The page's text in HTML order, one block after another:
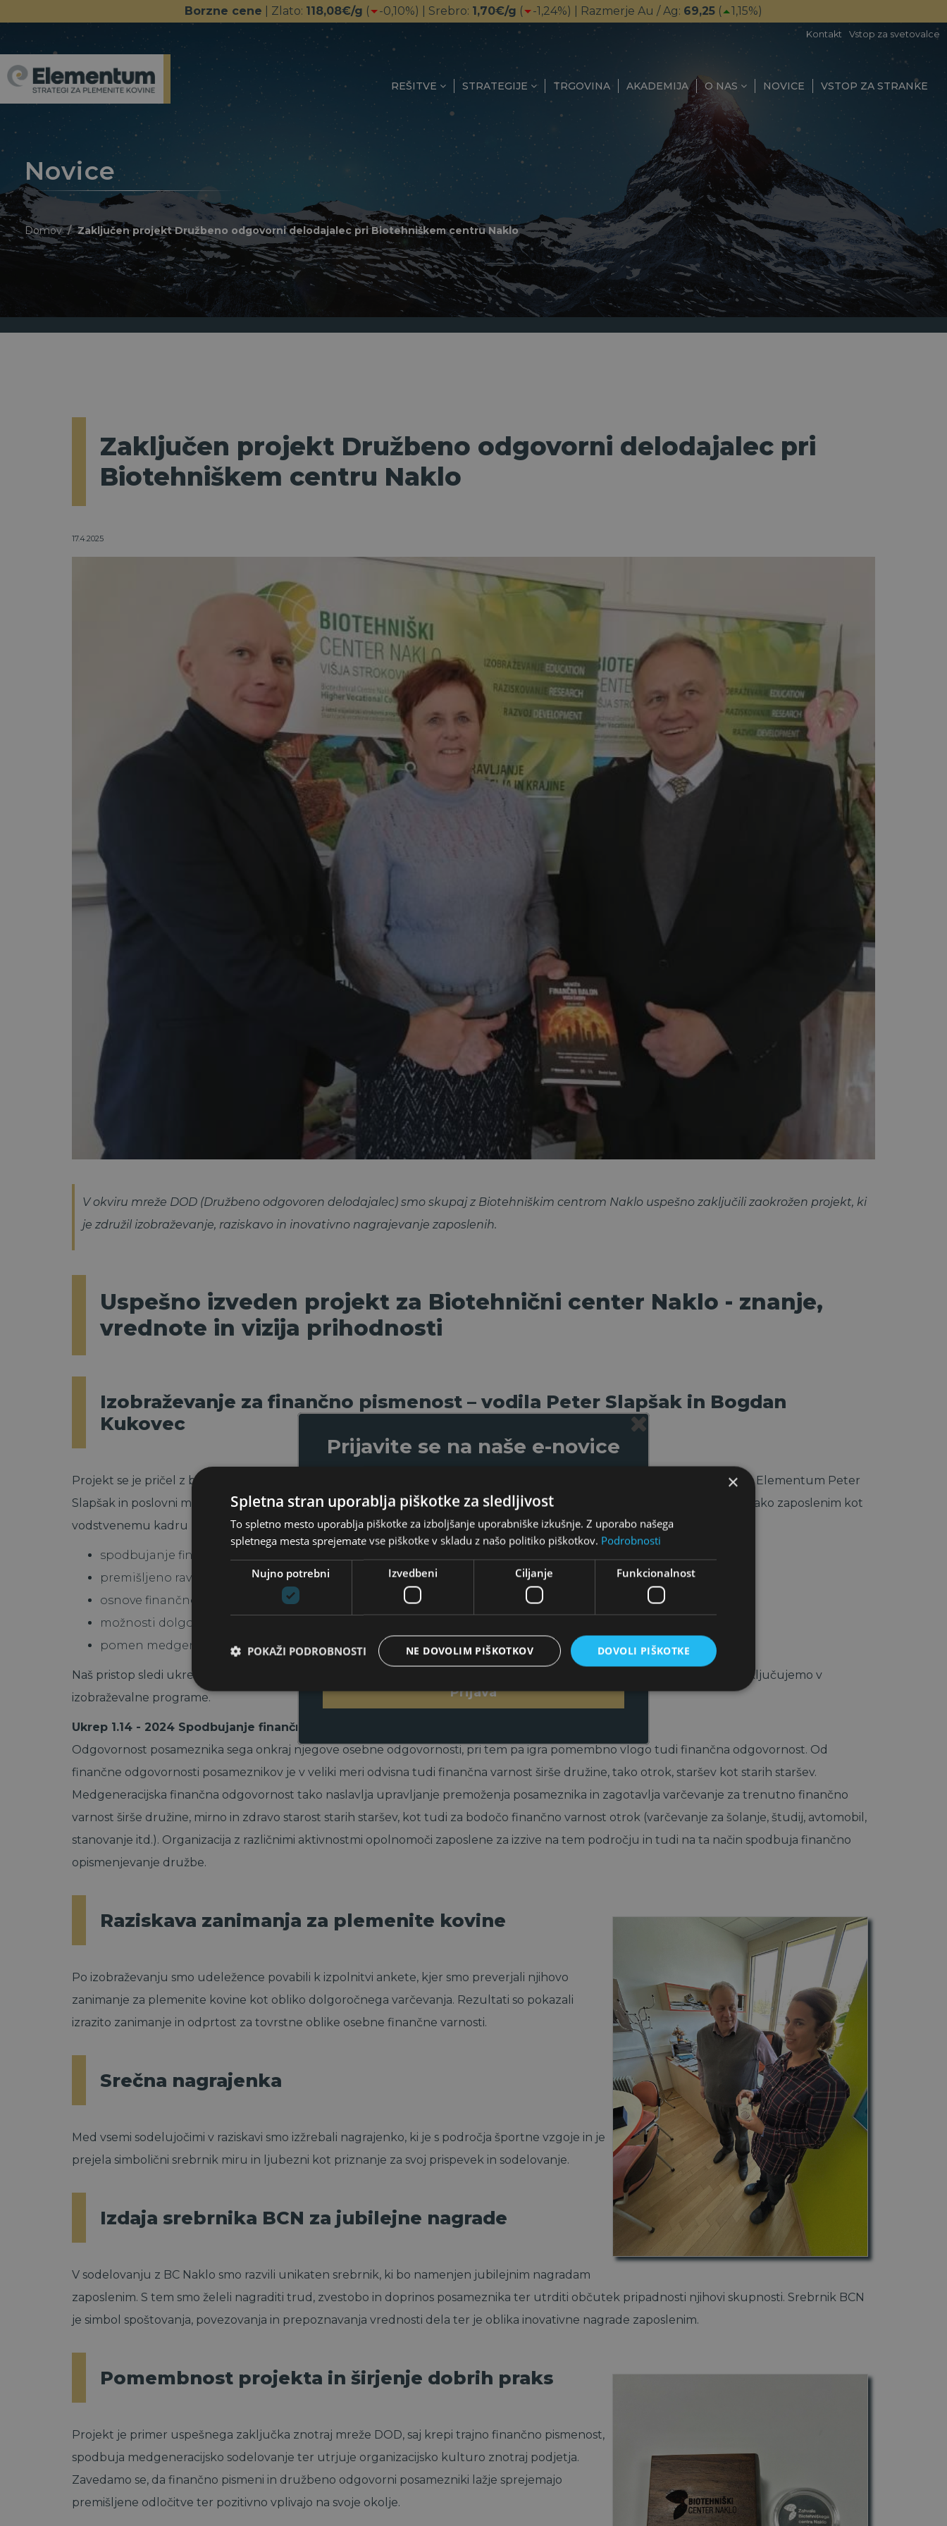
Borzne cene | Zlato: 118,08€/g ( -0,10%) | Srebro: 1,70€/g ( -1,24%) | Razmerje Au / Ag: 69,25 ( 1,15%)
Vstop za svetovalce
Kontakt
REŠITVE STRATEGIJE TRGOVINA AKADEMIJA O NAS NOVICE VSTOP ZA STRANKE
Novice
Domov Zaključen projekt Družbeno odgovorni delodajalec pri Biotehniškem centru Naklo
Zaključen projekt Družbeno odgovorni delodajalec pri
Biotehniškem centru Naklo
17.4.2025
V okviru mreže DOD (Družbeno odgovoren delodajalec) smo skupaj z Biotehniškim centrom Naklo uspešno zaključili zaokrožen projekt, ki
je združil izobraževanje, raziskavo in inovativno nagrajevanje zaposlenih.
Uspešno izveden projekt za Biotehnični center Naklo - znanje,
vrednote in vizija prihodnosti
Izobraževanje za finančno pismenost – vodila Peter Slapšak in Bogdan
Kukovec
Projekt se je pričel z brezplačnim
, ki sta ga izvedla direktor Elementum Peter
Slapšak in poslovni manager Bogdan Kukovec. Seminar je potekal 20. marca 2025 na lokaciji BC Naklo in je bil namenjen tako zaposlenim kot
vodstvenemu kadru (90–120 udeležencev). Osrednje teme so bile:
spodbujanje finančne odgovornosti,
premišljeno ravnanje z denarjem,
osnove finančnega načrtovanja,
možnosti dolgoročnega varčevanja in investiranja ter
pomen medgeneracijskega sodelovanja za večjo finančno varnost družin.
Naš pristop sledi ukrepu iz kataloga Ekvilib inštituta, ki ga kot nosilci certifikata Družbeno odgovorni delodajalec redno vključujemo v
izobraževalne programe.
Ukrep 1.14 - 2024 Spodbujanje finančne odgovornosti
Odgovornost posameznika sega onkraj njegove osebne odgovornosti, pri tem pa igra pomembno vlogo tudi finančna odgovornost. Od
finančne odgovornosti posameznikov je v veliki meri odvisna tudi finančna varnost širše družine, tako otrok, staršev kot starih staršev.
Medgeneracijska finančna odgovornost tako naslavlja upravljanje premoženja posameznika in zagotavlja varčevanje za trenutno finančno
varnost širše družine, mirno in zdravo starost starih staršev, kot tudi za bodočo finančno varnost otrok (varčevanje za šolanje, študij, avtomobil,
stanovanje itd.). Organizacija z različnimi aktivnostmi opolnomoči zaposlene za izzive na tem področju in tudi na ta način spodbuja finančno
opismenjevanje družbe.
Raziskava zanimanja za plemenite kovine
Po izobraževanju smo udeležence povabili k izpolnitvi ankete, kjer smo preverjali njihovo
zanimanje za plemenite kovine kot obliko dolgoročnega varčevanja. Rezultati so pokazali
izrazito zanimanje in odprtost za tovrstne oblike osebne finančne varnosti.
Srečna nagrajenka
Med vsemi sodelujočimi v raziskavi smo izžrebali nagrajenko, ki je s področja športne vzgoje in je
prejela simbolični srebrnik miru in ljubezni kot priznanje za svoj prispevek in sodelovanje.
Izdaja srebrnika BCN za jubilejne nagrade
V sodelovanju z BC Naklo smo razvili unikaten srebrnik, ki bo namenjen jubilejnim nagradam
zaposlenim. S tem smo želeli nagraditi trud, zvestobo in doprinos posameznika ter utrditi občutek pripadnosti njihovi skupnosti. Srebrnik BCN
je simbol spoštovanja, povezovanja in prepoznavanja vrednosti dela ter je oblika inovativne nagrade zaposlenim.
Pomembnost projekta in širjenje dobrih praks
Projekt je primer uspešnega zaključka znotraj mreže DOD, saj krepi trajno finančno pismenost,
spodbuja medgeneracijsko sodelovanje ter utrjuje organizacijsko kulturo znotraj podjetja.
Zavedamo se, da finančno pismeni in družbeno odgovorni posamezniki lažje sprejemajo
premišljene odločitve ter pozitivno vplivajo na svoje okolje.
×
Spletna stran uporablja piškotke za sledljivost
To spletno mesto uporablja piškotke za izboljšanje uporabniške izkušnje. Z uporabo našega
spletnega mesta sprejemate vse piškotke v skladu z našo politiko piškotkov. Podrobnosti
Nujno potrebni Izvedbeni Ciljanje Funkcionalnost
DOVOLI PIŠKOTKE
NE DOVOLIM PIŠKOTKOV
POKAŽI PODROBNOSTI
Prijavite se na naše e-novice
pomembnih informacijah o investiranju v
plemenite kovine.
S prijavo na e-novice se strinjam spolitiko
zasebnostiElementum d.o.o..
Prijava